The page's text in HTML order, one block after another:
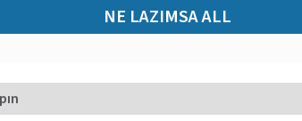
NE LAZIMSA ALL